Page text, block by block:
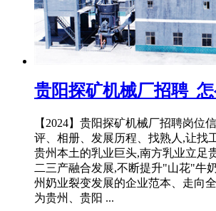
贵阳探矿机械厂招聘_
【2024】贵阳探矿机械厂招聘岗位
评、相册、发展历程、找熟人,让找
贵州本土的乳业巨头,南方乳业立足
二三产融合发展,不断提升"山花"牛
州奶业裂变发展的企业范本、走向
为贵州、贵阳 ...